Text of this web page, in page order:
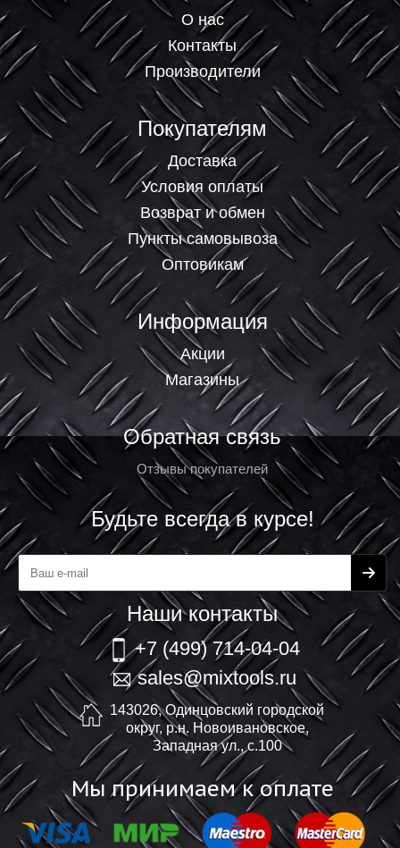
О нас
Контакты
Производители
Покупателям
Доставка
Условия оплаты
Возврат и обмен
Пункты самовывоза
Оптовикам
Информация
Акции
Магазины
Обратная связь
Отзывы покупателей
Будьте всегда в курсе!
Наши контакты
+7 (499) 714-04-04
sales@mixtools.ru
143026, Одинцовский городской
округ, р.н. Новоивановское,
Западная ул., с.100
Мы принимаем к оплате